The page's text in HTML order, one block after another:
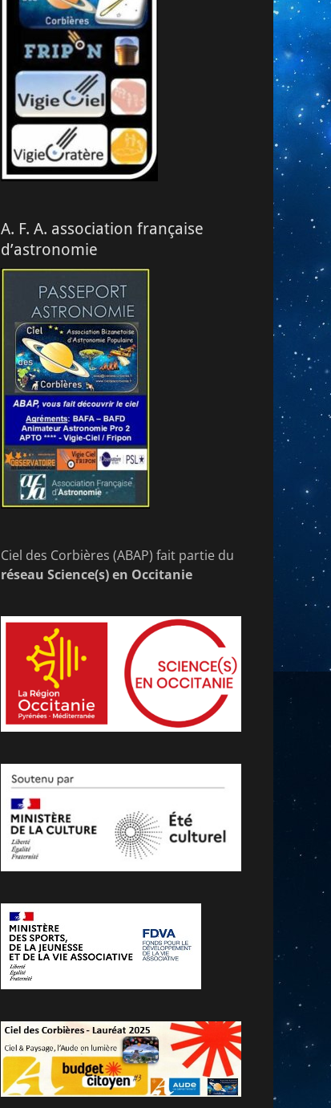
A. F. A. association française
d’astronomie
Ciel des Corbières (ABAP) fait partie du
réseau Science(s) en Occitanie